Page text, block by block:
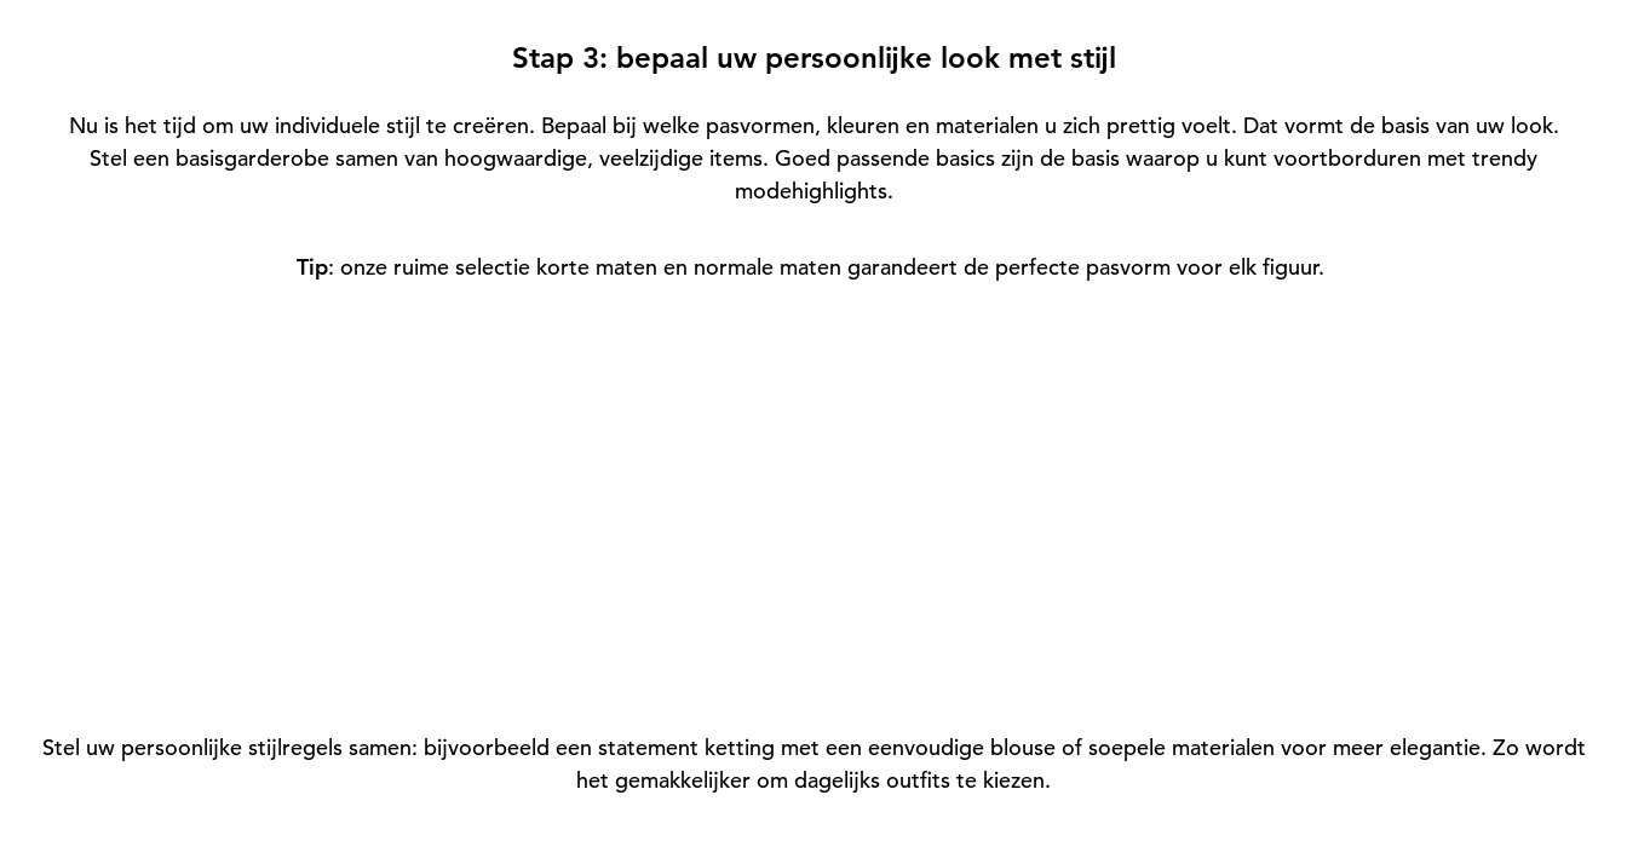
Stap 3: bepaal uw persoonlijke look met stijl
Nu is het tijd om uw individuele stijl te creëren. Bepaal bij welke pasvormen, kleuren en materialen u zich prettig voelt. Dat vormt de basis van uw look.
Stel een basisgarderobe samen van hoogwaardige, veelzijdige items. Goed passende basics zijn de basis waarop u kunt voortborduren met trendy
modehighlights.
Tip: onze ruime selectie korte maten en normale maten garandeert de perfecte pasvorm voor elk figuur.
Stel uw persoonlijke stijlregels samen: bijvoorbeeld een statement ketting met een eenvoudige blouse of soepele materialen voor meer elegantie. Zo wordt
het gemakkelijker om dagelijks outfits te kiezen.